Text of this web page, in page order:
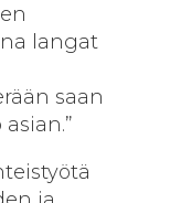
langat
saan